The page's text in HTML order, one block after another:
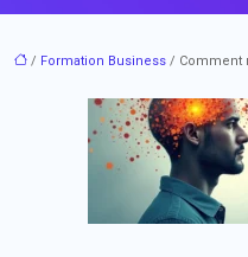
/ Formation Business / Comment